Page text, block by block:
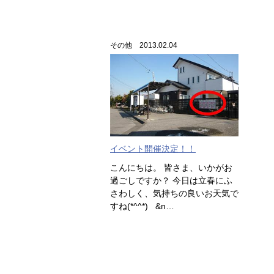
その他 2013.02.04
イベント開催決定！！
こんにちは。 皆さま、いかがお
過ごしですか？ 今日は立春にふ
さわしく、気持ちの良いお天気で
すね(*^^*) &n…